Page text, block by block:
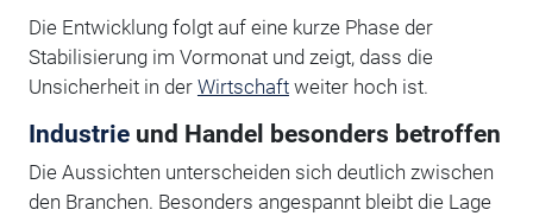
Die Entwicklung folgt auf eine kurze Phase der
Stabilisierung im Vormonat und zeigt, dass die
Unsicherheit in der Wirtschaftweiter hoch ist.
Industrieund Handel besonders betroffen
Die Aussichten unterscheiden sich deutlich zwischen
den Branchen. Besonders angespannt bleibt die Lage